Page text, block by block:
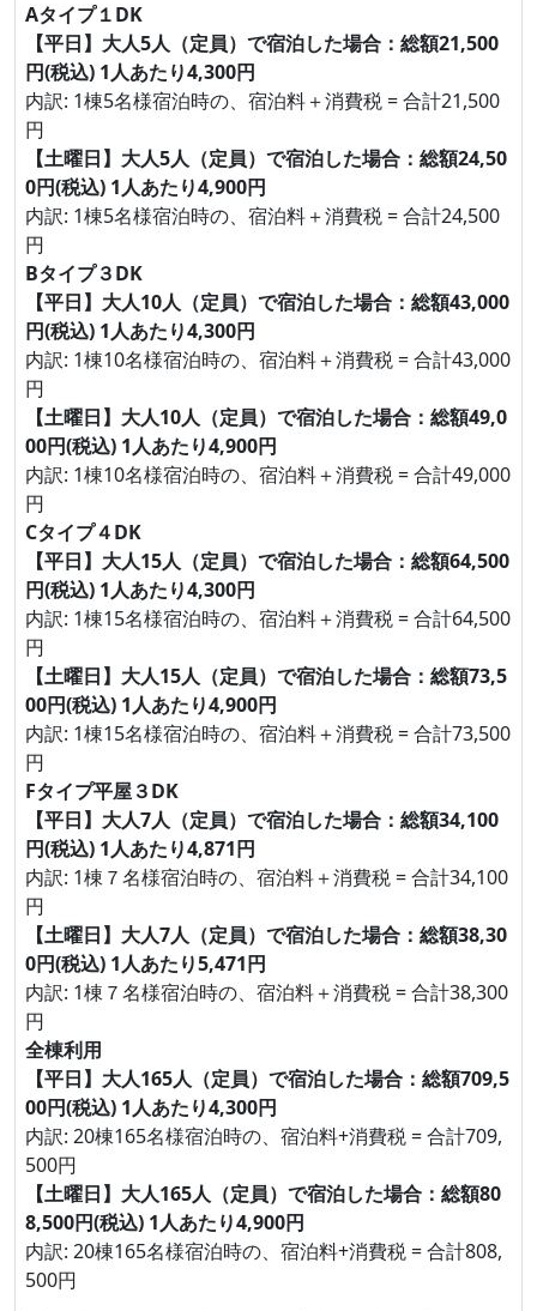
Aタイプ１DK
【平日】大人5人（定員）で宿泊した場合：総額21,500
円(税込) 1人あたり4,300円
内訳: 1棟5名様宿泊時の、宿泊料＋消費税 = 合計21,500
円
【土曜日】大人5人（定員）で宿泊した場合：総額24,50
0円(税込) 1人あたり4,900円
内訳: 1棟5名様宿泊時の、宿泊料＋消費税 = 合計24,500
円
Bタイプ３DK
【平日】大人10人（定員）で宿泊した場合：総額43,000
円(税込) 1人あたり4,300円
内訳: 1棟10名様宿泊時の、宿泊料＋消費税 = 合計43,000
円
【土曜日】大人10人（定員）で宿泊した場合：総額49,0
00円(税込) 1人あたり4,900円
内訳: 1棟10名様宿泊時の、宿泊料＋消費税 = 合計49,000
円
Cタイプ４DK
【平日】大人15人（定員）で宿泊した場合：総額64,500
円(税込) 1人あたり4,300円
内訳: 1棟15名様宿泊時の、宿泊料＋消費税 = 合計64,500
円
【土曜日】大人15人（定員）で宿泊した場合：総額73,5
00円(税込) 1人あたり4,900円
内訳: 1棟15名様宿泊時の、宿泊料＋消費税 = 合計73,500
円
Fタイプ平屋３DK
【平日】大人7人（定員）で宿泊した場合：総額34,100
円(税込) 1人あたり4,871円
内訳: 1棟７名様宿泊時の、宿泊料＋消費税 = 合計34,100
円
【土曜日】大人7人（定員）で宿泊した場合：総額38,30
0円(税込) 1人あたり5,471円
内訳: 1棟７名様宿泊時の、宿泊料＋消費税 = 合計38,300
円
全棟利用
【平日】大人165人（定員）で宿泊した場合：総額709,5
00円(税込) 1人あたり4,300円
内訳: 20棟165名様宿泊時の、宿泊料+消費税 = 合計709,
500円
【土曜日】大人165人（定員）で宿泊した場合：総額80
8,500円(税込) 1人あたり4,900円
内訳: 20棟165名様宿泊時の、宿泊料+消費税 = 合計808,
500円